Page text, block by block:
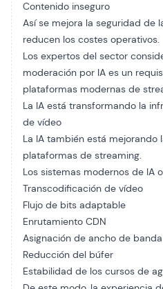
Contenido inseguro
Así se mejora la seguridad de
reducen los costes operativos.
Los expertos del sector
moderación por IA es un
plataformas modernas de
La IA está transformando la
de vídeo
La IA también está mejorando
plataformas de streaming.
Los sistemas modernos de IA
Transcodificación de vídeo
Flujo de bits adaptable
Enrutamiento CDN
Asignación de ancho de banda
Reducción del búfer
Estabilidad de los cursos de